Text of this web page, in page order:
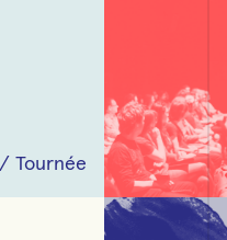
Tournée